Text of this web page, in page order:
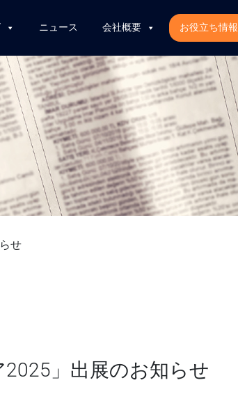
ニュース 会社概要 お役立ち情報
せ
」出展のお知らせ